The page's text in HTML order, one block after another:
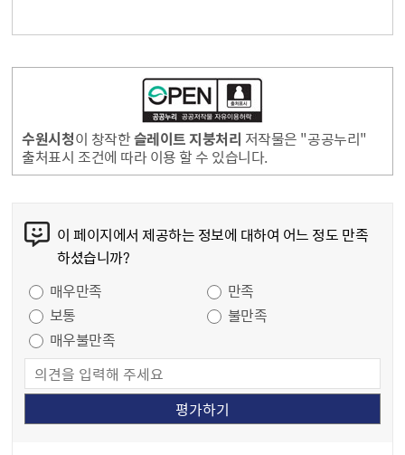
수원시청이 창작한슬레이트 지붕처리 저작물은 "공공누리"
출처표시 조건에 따라 이용 할 수 있습니다.
이 페이지에서 제공하는 정보에 대하여 어느 정도 만족
하셨습니까?
매우만족
만족
보통
불만족
매우불만족